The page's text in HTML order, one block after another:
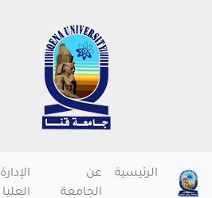
الرئيسية
عن
الجامعة
الإدارة
العليا